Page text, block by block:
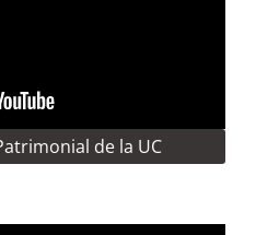
de la UC